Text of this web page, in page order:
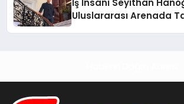
Uluslararası Arenada